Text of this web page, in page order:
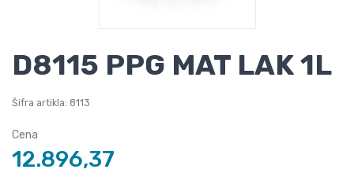
D8115 PPG MAT LAK 1L
Šifra artikla: 8113
Cena
12.896,37